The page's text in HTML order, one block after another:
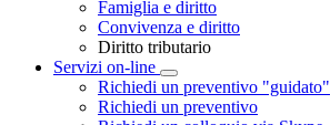
Famiglia e diritto
Convivenza e diritto
Diritto tributario
Servizi on-line
Toggle Dropdown
Richiedi un preventivo "guidato"
Richiedi un preventivo